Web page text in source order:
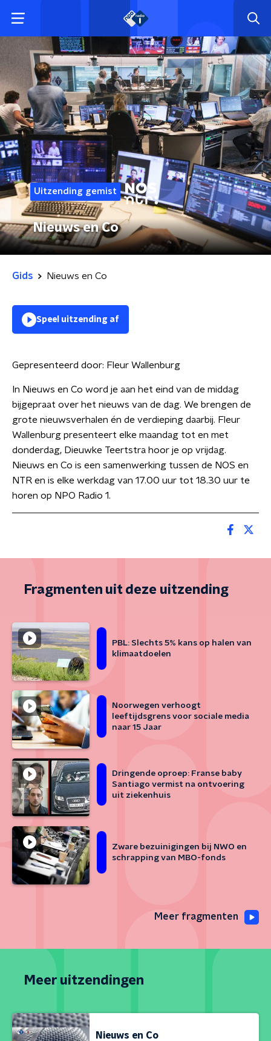
Uitzending gemist
Nieuws en Co
Gids Nieuws en Co
Speel uitzending af
Gepresenteerd door: Fleur Wallenburg
In Nieuws en Co word je aan het eind van de middag
bijgepraat over het nieuws van de dag. We brengen de
grote nieuwsverhalen én de verdieping daarbij. Fleur
Wallenburg presenteert elke maandag tot en met
donderdag, Dieuwke Teertstra hoor je op vrijdag.
Nieuws en Co is een samenwerking tussen de NOS en
NTR en is elke werkdag van 17.00 uur tot 18.30 uur te
horen op NPO Radio 1.
Fragmenten uit deze uitzending
PBL: Slechts 5% kans op halen van
klimaatdoelen
Noorwegen verhoogt
leeftijdsgrens voor sociale media
naar 15 Jaar
Dringende oproep: Franse baby
Santiago vermist na ontvoering
uit ziekenhuis
Zware bezuinigingen bij NWO en
schrapping van MBO-fonds
Meer fragmenten
Meer uitzendingen
Nieuws en Co